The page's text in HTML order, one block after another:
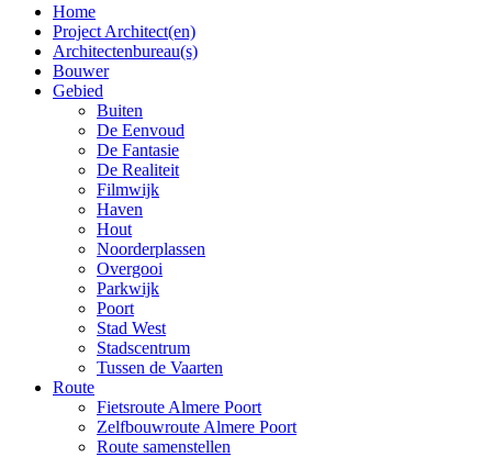
Home
Project Architect(en)
Architectenbureau(s)
Bouwer
Gebied
Buiten
De Eenvoud
De Fantasie
De Realiteit
Filmwijk
Haven
Hout
Noorderplassen
Overgooi
Parkwijk
Poort
Stad West
Stadscentrum
Tussen de Vaarten
Route
Fietsroute Almere Poort
Zelfbouwroute Almere Poort
Route samenstellen